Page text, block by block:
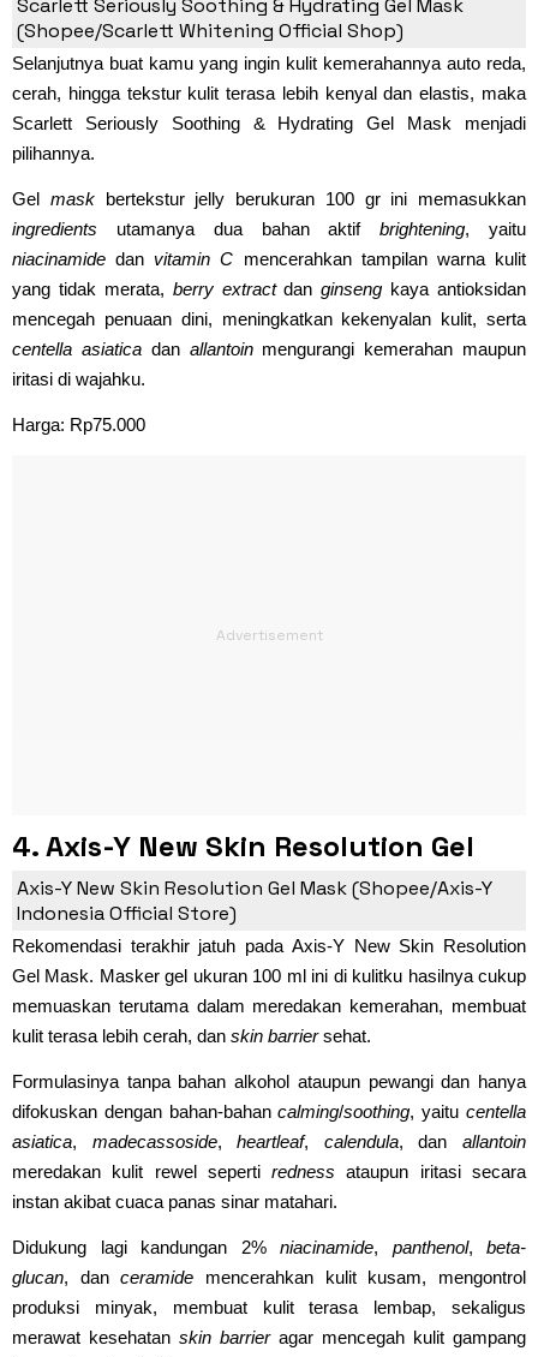
Scarlett Seriously Soothing & Hydrating Gel Mask
(Shopee/Scarlett Whitening Official Shop)
Selanjutnya buat kamu yang ingin kulit kemerahannya auto reda,
cerah, hingga tekstur kulit terasa lebih kenyal dan elastis, maka
Scarlett Seriously Soothing & Hydrating Gel Mask menjadi
pilihannya.
Gel maskbertekstur jelly berukuran 100 gr ini memasukkan
ingredients utamanya dua bahan aktifbrightening, yaitu
niacinamide dan vitamin C mencerahkan tampilan warna kulit
yang tidak merata, berry extractdanginseng kaya antioksidan
mencegah penuaan dini, meningkatkan kekenyalan kulit, serta
centella asiaticadan allantoinmengurangi kemerahan maupun
iritasi di wajahku.
Harga: Rp75.000
4. Axis-Y New Skin Resolution Gel
Mask
Axis-Y New Skin Resolution Gel Mask (Shopee/Axis-Y
Indonesia Official Store)
Rekomendasi terakhir jatuh pada Axis-Y New Skin Resolution
Gel Mask. Masker gel ukuran 100 ml ini di kulitku hasilnya cukup
memuaskan terutama dalam meredakan kemerahan, membuat
kulit terasa lebih cerah, dan skin barriersehat.
Formulasinya tanpa bahan alkohol ataupun pewangi dan hanya
difokuskan dengan bahan-bahancalming/soothing, yaitucentella
asiatica, madecassoside,heartleaf, calendula, danallantoin
meredakan kulit rewel sepertiredness ataupun iritasi secara
instan akibat cuaca panas sinar matahari.
Didukung lagi kandungan 2% niacinamide, panthenol, beta-
glucan, danceramide mencerahkan kulit kusam, mengontrol
produksi minyak, membuat kulit terasa lembap, sekaligus
merawat kesehatan skin barrieragar mencegah kulit gampang